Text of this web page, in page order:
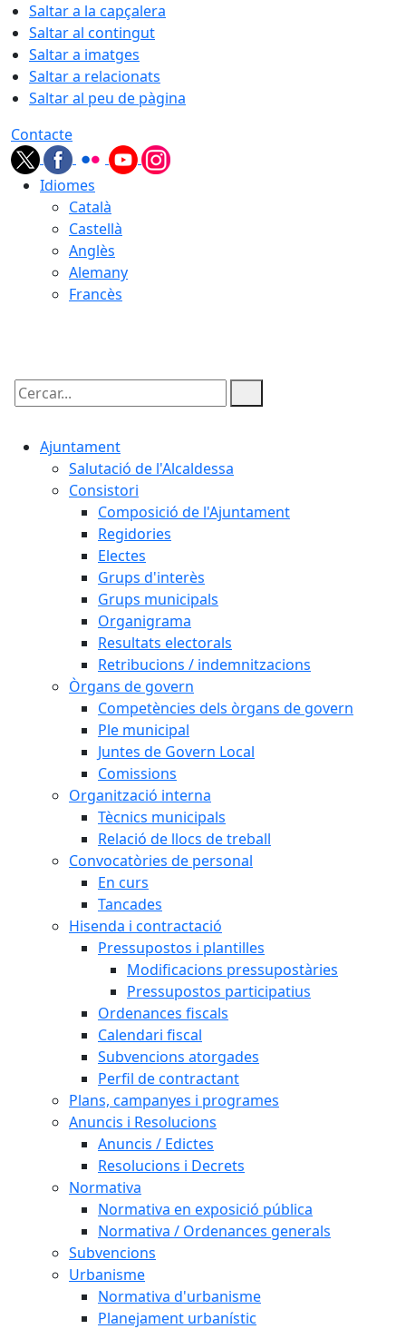
Saltar a la capçalera
Saltar al contingut
Saltar a imatges
Saltar a relacionats
Saltar al peu de pàgina
Contacte
Idiomes
Català
Castellà
Anglès
Alemany
Francès
Cercar:
Ajuntament
Salutació de l'Alcaldessa
Consistori
Composició de l'Ajuntament
Regidories
Electes
Grups d'interès
Grups municipals
Organigrama
Resultats electorals
Retribucions / indemnitzacions
Òrgans de govern
Competències dels òrgans de govern
Ple municipal
Juntes de Govern Local
Comissions
Organització interna
Tècnics municipals
Relació de llocs de treball
Convocatòries de personal
En curs
Tancades
Hisenda i contractació
Pressupostos i plantilles
Modificacions pressupostàries
Pressupostos participatius
Ordenances fiscals
Calendari fiscal
Subvencions atorgades
Perfil de contractant
Plans, campanyes i programes
Anuncis i Resolucions
Anuncis / Edictes
Resolucions i Decrets
Normativa
Normativa en exposició pública
Normativa / Ordenances generals
Subvencions
Urbanisme
Normativa d'urbanisme
Planejament urbanístic